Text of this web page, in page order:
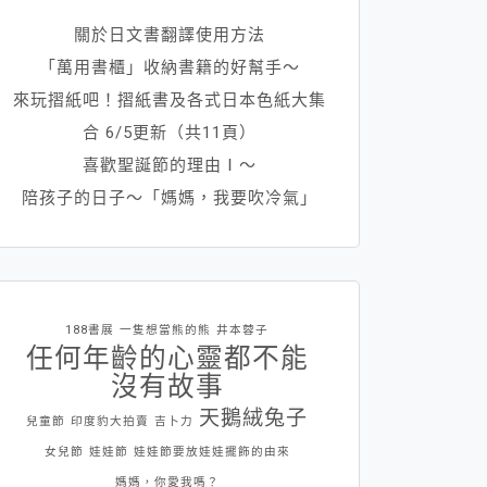
關於日文書翻譯使用方法
「萬用書櫃」收納書籍的好幫手～
來玩摺紙吧！摺紙書及各式日本色紙大集
合 6/5更新（共11頁）
喜歡聖誕節的理由Ⅰ～
陪孩子的日子～「媽媽，我要吹冷氣」
188書展 一隻想當熊的熊 井本蓉子
任何年齡的心靈都不能
沒有故事
兒童節 印度豹大拍賣 吉卜力 天鵝絨兔子
女兒節 娃娃節 娃娃節要放娃娃擺飾的由來
媽媽，你愛我嗎？